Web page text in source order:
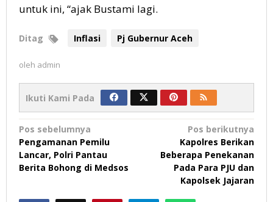
untuk ini, “ajak Bustami lagi.
Ditag Inflasi Pj Gubernur Aceh
oleh admin
Ikuti Kami Pada
Navigasi
pos
Pos sebelumnya
Pengamanan Pemilu
Lancar, Polri Pantau
Berita Bohong di Medsos
Pos berikutnya
Kapolres Berikan
Beberapa Penekanan
Pada Para PJU dan
Kapolsek Jajaran